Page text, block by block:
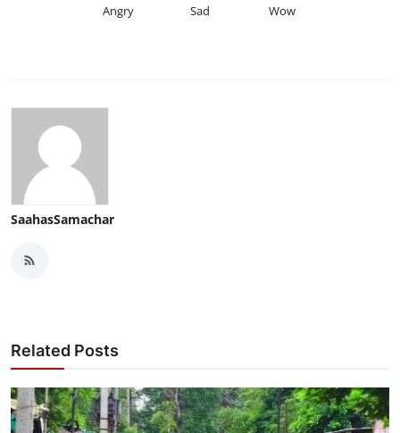
Angry Sad Wow
SaahasSamachar
Related Posts